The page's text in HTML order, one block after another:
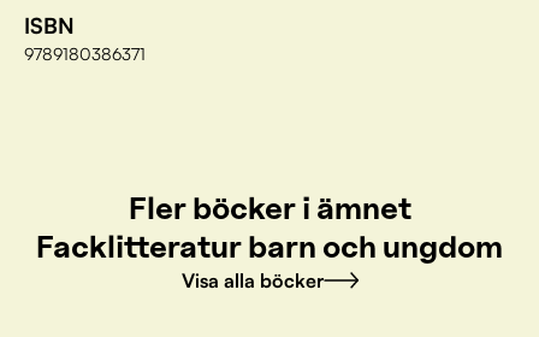
ISBN
9789180386371
Fler böcker i ämnet
Facklitteratur barn och ungdom
Visa alla böcker